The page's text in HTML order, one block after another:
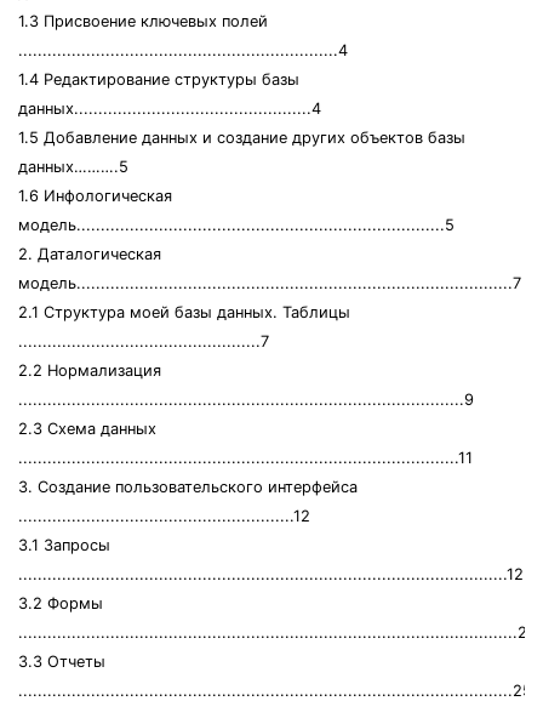
1.3 Присвоение ключевых полей
..................................................................4
1.4 Редактирование структуры базы
данных.................................................4
1.5 Добавление данных и создание других объектов базы
данных……….5
1.6 Инфологическая
модель............................................................................5
2. Даталогическая
модель..........................................................................................7
2.1 Структура моей базы данных. Таблицы
..................................................7
2.2 Нормализация
............................................................................................9
2.3 Схема данных
...........................................................................................11
3. Создание пользовательского интерфейса
.........................................................12
3.1 Запросы
.....................................................................................................12
3.2 Формы
.......................................................................................................21
3.3 Отчеты
......................................................................................................25